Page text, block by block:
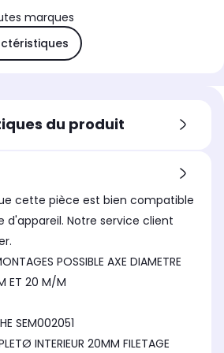
marques
du produit
cette pièce est bien compatible
d'appareil. Notre service client
POSSIBLE AXE DIAMETRE
ET 20 M/M
SEM002051
INTERIEUR 20MM FILETAGE